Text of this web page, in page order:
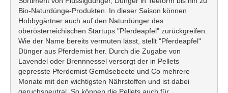
Bio-Naturdünge-Produkten. In dieser Saison können
Hobbygärtner auch auf den Naturdünger des
oberösterreichischen Startups "Pferdeapfel" zurückgreifen.
Wie der Name bereits vermuten lässt, stellt "Pferdeapfel"
Dünger aus Pferdemist her. Durch die Zugabe von
Lavendel oder Brennnessel versorgt der in Pellets
gepresste Pferdemist Gemüsebeete und Co mehrere
Monate mit den wichtigsten Nährstoffen und ist dabei